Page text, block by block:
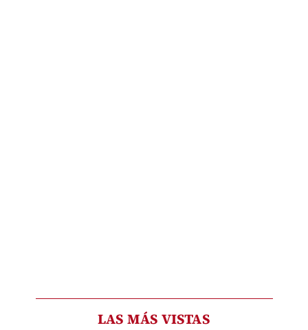
LAS MÁS VISTAS